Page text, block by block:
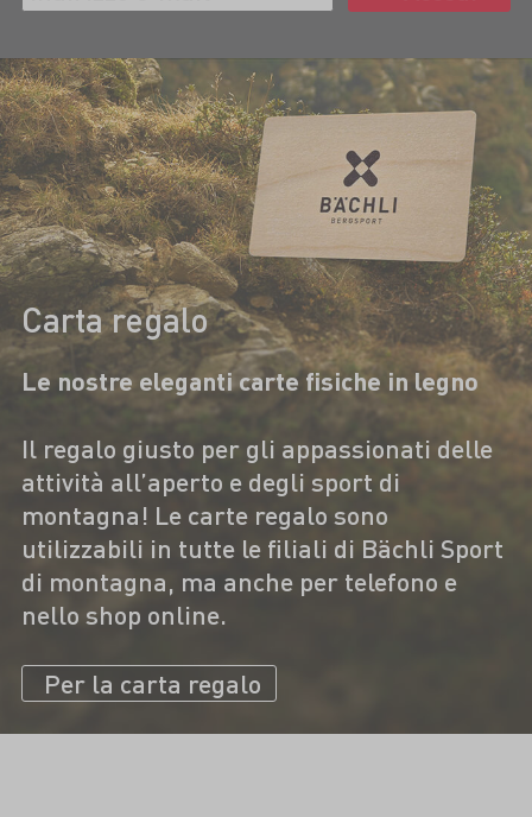
Carta regalo
Le nostre eleganti carte fisiche in legno
Il regalo giusto per gli appassionati delle
attività all’aperto e degli sport di
montagna! Le carte regalo sono
utilizzabili in tutte le filiali di Bächli Sport
di montagna, ma anche per telefono e
nello shop online.
Per la carta regalo